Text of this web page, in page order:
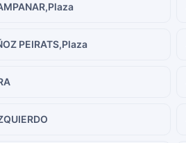
PEIRATS,Plaza